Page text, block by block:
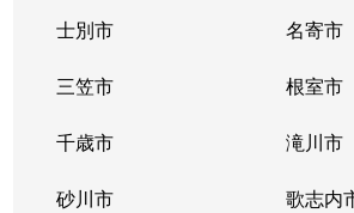
士別市 名寄市
三笠市 根室市
千歳市 滝川市
砂川市 歌志内